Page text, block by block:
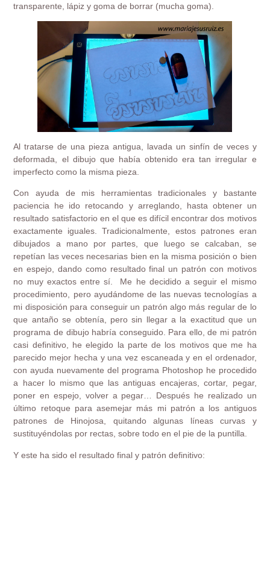
transparente, lápiz y goma de borrar (mucha goma).
Al tratarse de una pieza antigua, lavada un sinfín de veces y
deformada, el dibujo que había obtenido era tan irregular e
imperfecto como la misma pieza.
Con ayuda de mis herramientas tradicionales y bastante
paciencia he ido retocando y arreglando, hasta obtener un
resultado satisfactorio en el que es difícil encontrar dos motivos
exactamente iguales. Tradicionalmente, estos patrones eran
dibujados a mano por partes, que luego se calcaban, se
repetían las veces necesarias bien en la misma posición o bien
en espejo, dando como resultado final un patrón con motivos
no muy exactos entre sí. Me he decidido a seguir el mismo
procedimiento, pero ayudándome de las nuevas tecnologías a
mi disposición para conseguir un patrón algo más regular de lo
que antaño se obtenía, pero sin llegar a la exactitud que un
programa de dibujo habría conseguido. Para ello, de mi patrón
casi definitivo, he elegido la parte de los motivos que me ha
parecido mejor hecha y una vez escaneada y en el ordenador,
con ayuda nuevamente del programa Photoshop he procedido
a hacer lo mismo que las antiguas encajeras, cortar, pegar,
poner en espejo, volver a pegar… Después he realizado un
último retoque para asemejar más mi patrón a los antiguos
patrones de Hinojosa, quitando algunas líneas curvas y
sustituyéndolas por rectas, sobre todo en el pie de la puntilla.
Y este ha sido el resultado final y patrón definitivo: